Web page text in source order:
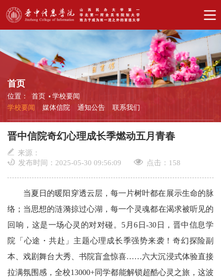
首页
位置： 首页
学校要闻
学校要闻
媒体信院 通知公告 联系我们
晋中信院奇幻心理成长季燃动五月青春
来源：
发布时间：2025-05-30 09:56:09
点击： 158
当夏日的暖阳穿透云层，每一片树叶都在展示生命的脉
络；当思想的涟漪掠过心湖，每一个灵魂都在渴求被听见的
回响，这是一场心灵的对对碰。5月6日-30日，晋中信息学
院「心途・共赴」主题心理成长季强势来袭！奇幻探险副
本、戏剧舞台大秀、书院盲盒惊喜……六大沉浸式体验直接
拉满氛围感，全校13000+同学都能解锁超酷心灵之旅，这波